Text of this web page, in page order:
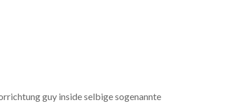
guy inside selbige sogenannte